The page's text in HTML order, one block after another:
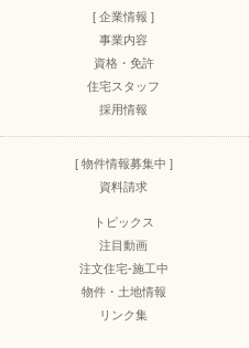
[ 企業情報 ]
事業内容
資格・免許
住宅スタッフ
採用情報
[ 物件情報募集中 ]
資料請求
トピックス
注目動画
注文住宅-施工中
物件・土地情報
リンク集